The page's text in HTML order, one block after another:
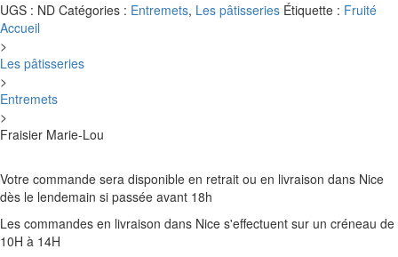
UGS : ND Catégories : Entremets, Les pâtisseries Étiquette : Fruité
Accueil
>
Les pâtisseries
>
Entremets
>
Fraisier Marie-Lou
Votre commande sera disponible en retrait ou en livraison dans Nice
dès le lendemain si passée avant 18h
Les commandes en livraison dans Nice s'effectuent sur un créneau de
10H à 14H